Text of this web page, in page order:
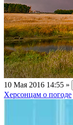
10 Мая 2016 14:55 »
Херсонцам о погоде